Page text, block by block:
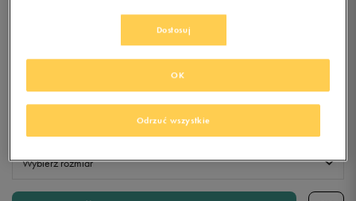
Wybierz rozmiar
Dostosuj
Odrzuć wszystkie
OK